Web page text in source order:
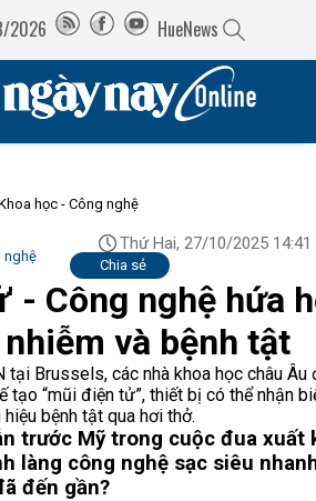
2026 HueNews
học - Công nghệ
nghệ
Thứ Hai, 27/10/2025 14:41
Chia sẻ
- Công nghệ hứa
và bệnh tật
tại Brussels, các nhà khoa học châu Âu
tạo “mũi điện tử”, thiết bị có thể nhận
bệnh tật qua hơi thở.
trước Mỹ trong cuộc đua xuất
làng công nghệ sạc siêu
đến gần?